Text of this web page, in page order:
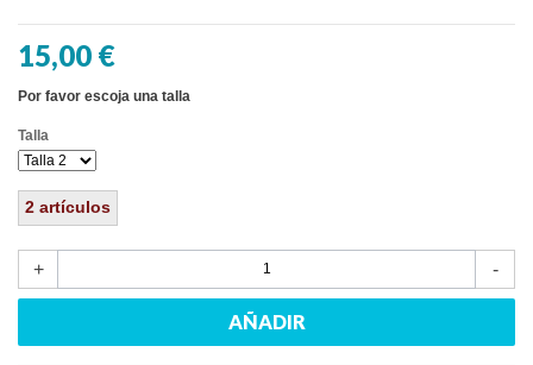
15,00 €
Por favor escoja una talla
Talla
2 artículos
-
+
AÑADIR